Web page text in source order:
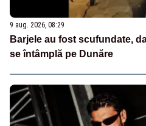
9 aug. 2026, 08:29
Barjele au fost scufundate,
se întâmplă pe Dunăre